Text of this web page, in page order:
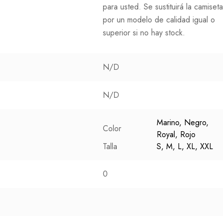
para usted. Se sustituirá la camiseta
por un modelo de calidad igual o
superior si no hay stock.
N/D
N/D
Color
Marino, Negro,
Royal, Rojo
Talla
S, M, L, XL, XXL
0